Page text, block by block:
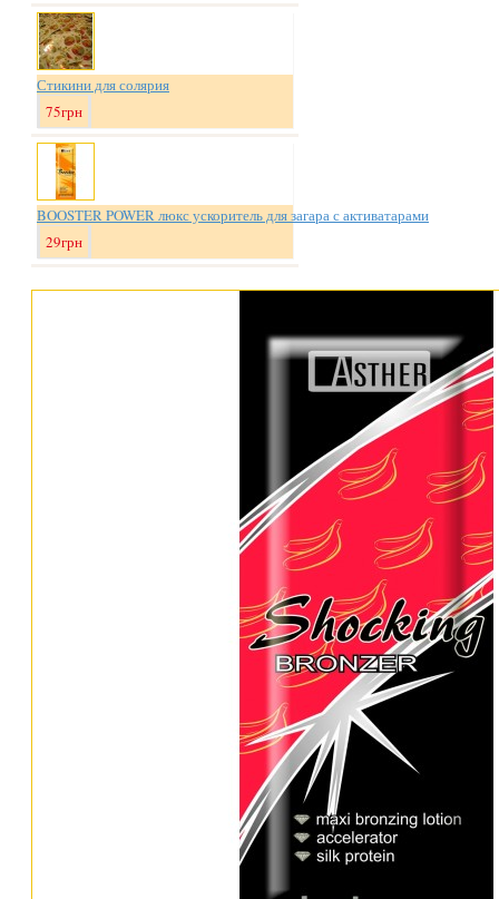
Стикини для солярия
75грн
BOOSTER POWER люкс ускоритель для загара с активатарами
29грн